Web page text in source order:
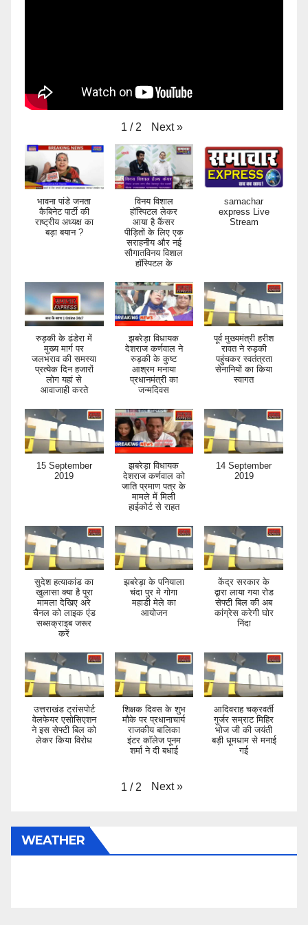
1 / 2 Next »
भावना पांडे जनता
कैबिनेट पार्टी की
राष्ट्रीय अध्यक्ष का
बड़ा बयान ?
विनय विशाल
हॉस्पिटल लेकर
आया है कैंसर
पीड़ितों के लिए एक
सराहनीय और नई
सौगातविनय विशाल
हॉस्पिटल के
samachar
express Live
Stream
रुड़की के ढंडेरा में
मुख्य मार्ग पर
जलभराव की समस्या
प्रत्येक दिन हजारों
लोग यहां से
आवाजाही करते
झबरेड़ा विधायक
देशराज कर्णवाल ने
रुड़की के कुष्ट
आश्रम मनाया
प्रधानमंत्री का
जन्मदिवस
पूर्व मुख्यमंत्री हरीश
रावत ने रुड़की
पहुंचकर स्वतंत्रता
सेनानियों का किया
स्वागत
15 September
2019
झबरेड़ा विधायक
देशराज कर्णवाल को
जाति प्रमाण पत्र के
मामले में मिली
हाईकोर्ट से राहत
14 September
2019
सुदेश हत्याकांड का
खुलासा क्या है पूरा
मामला देखिए अरे
चैनल को लाइक एंड
सब्सक्राइब जरूर
करें
झबरेड़ा के पनियाला
चंदा पुर मे गोगा
महाडी मेले का
आयोजन
केंद्र सरकार के
द्वारा लाया गया रोड
सेफ्टी बिल की अब
कांग्रेस करेगी घोर
निंदा
उत्तराखंड ट्रांसपोर्ट
वेलफेयर एसोसिएशन
ने इस सेफ्टी बिल को
लेकर किया विरोध
शिक्षक दिवस के शुभ
मौके पर प्रधानाचार्य
राजकीय बालिका
इंटर कॉलेज पूनम
शर्मा ने दी बधाई
आदिवराह चक्रवर्ती
गुर्जर सम्राट मिहिर
भोज जी की जयंती
बड़ी धूमधाम से मनाई
गई
1 / 2 Next »
WEATHER